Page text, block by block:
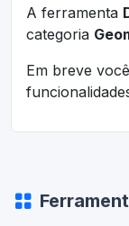
A ferramenta
categoria
Em breve